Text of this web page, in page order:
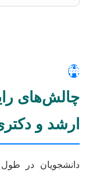
🚧
چالش‌های
ارشد و
دانشجویان در طول